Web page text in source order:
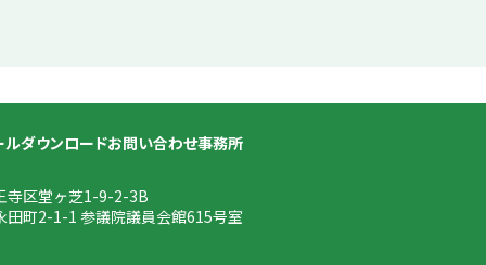
ルダウンロードお問い合わせ事務所
寺区堂ヶ芝1-9-2-3B
町2-1-1 参議院議員会館615号室